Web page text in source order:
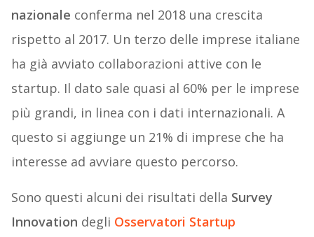
nazionale conferma nel 2018 una crescita
rispetto al 2017. Un terzo delle imprese italiane
ha già avviato collaborazioni attive con le
startup. Il dato sale quasi al 60% per le imprese
più grandi, in linea con i dati internazionali. A
questo si aggiunge un 21% di imprese che ha
interesse ad avviare questo percorso.
Sono questi alcuni dei risultati della Survey
Innovation degli Osservatori Startup